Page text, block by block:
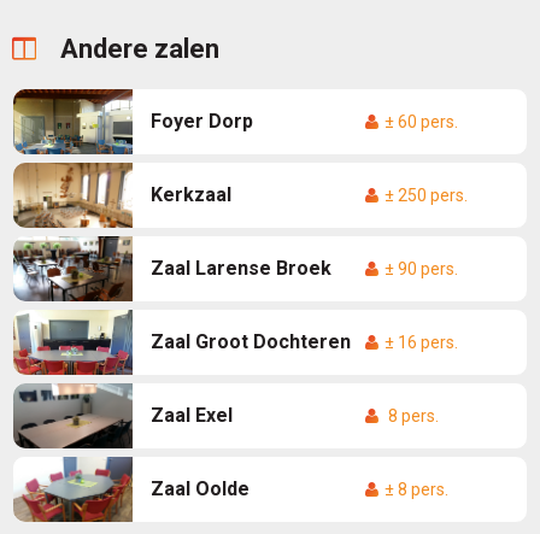
Andere zalen
Foyer Dorp ± 60 pers.
Kerkzaal ± 250 pers.
Zaal Larense Broek ± 90 pers.
Zaal Groot Dochteren ± 16 pers.
Zaal Exel 8 pers.
Zaal Oolde ± 8 pers.